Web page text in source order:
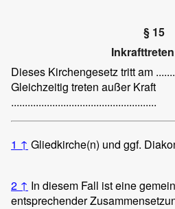
§ 15
Inkrafttreten
Dieses Kirchengesetz tritt am
Gleichzeitig treten außer Kraft
.....................................................
1 ↑ Gliedkirche(n) und ggf.
2 ↑ In diesem Fall ist eine
entsprechender